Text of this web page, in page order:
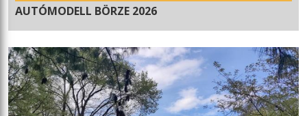
AUTÓMODELL BÖRZE 2026